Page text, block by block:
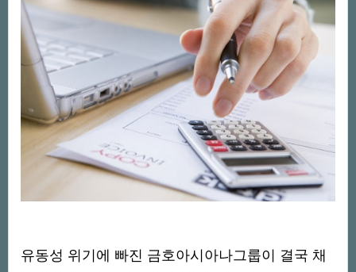
유동성 위기에 빠진 금호아시아나그룹이 결국 채